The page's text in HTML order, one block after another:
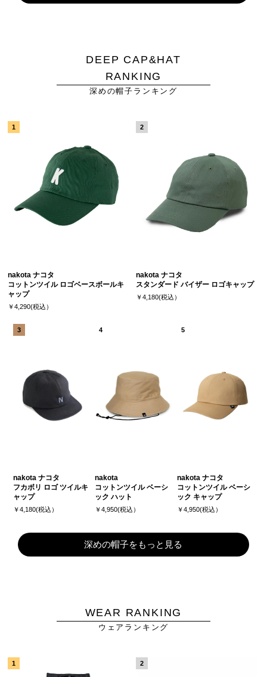
DEEP CAP&HAT
RANKING
深めの帽子ランキング
nakota ナコタ
コットンツイル ロゴベースボールキ
ャップ
￥4,290(税込）
nakota ナコタ
スタンダード バイザー ロゴキャップ
￥4,180(税込）
nakota ナコタ
フカボリ ロゴ ツイルキ
ャップ
￥4,180(税込）
nakota
コットンツイル ベーシ
ック ハット
￥4,950(税込）
nakota ナコタ
コットンツイル ベーシ
ック キャップ
￥4,950(税込）
深めの帽子をもっと見る
WEAR RANKING
ウェアランキング